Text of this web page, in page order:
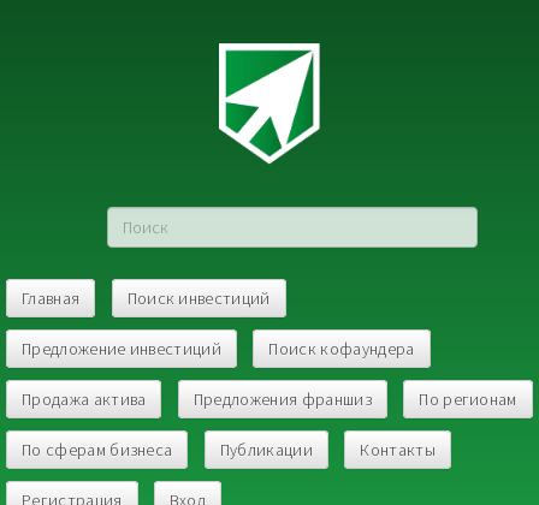
Главная Поиск инвестиций
Предложение инвестиций Поиск кофаундера
Продажа актива Предложения франшиз По регионам
По сферам бизнеса Публикации Контакты